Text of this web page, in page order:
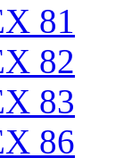
81
82
83
86